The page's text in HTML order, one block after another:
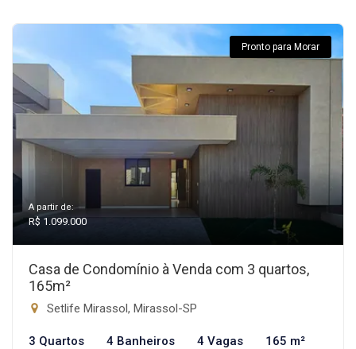
Pronto para Morar
A partir de:
R$ 1.099.000
Casa de Condomínio à Venda com 3 quartos,
165m²
Setlife Mirassol, Mirassol-SP
3 Quartos 4 Banheiros 4 Vagas 165 m²